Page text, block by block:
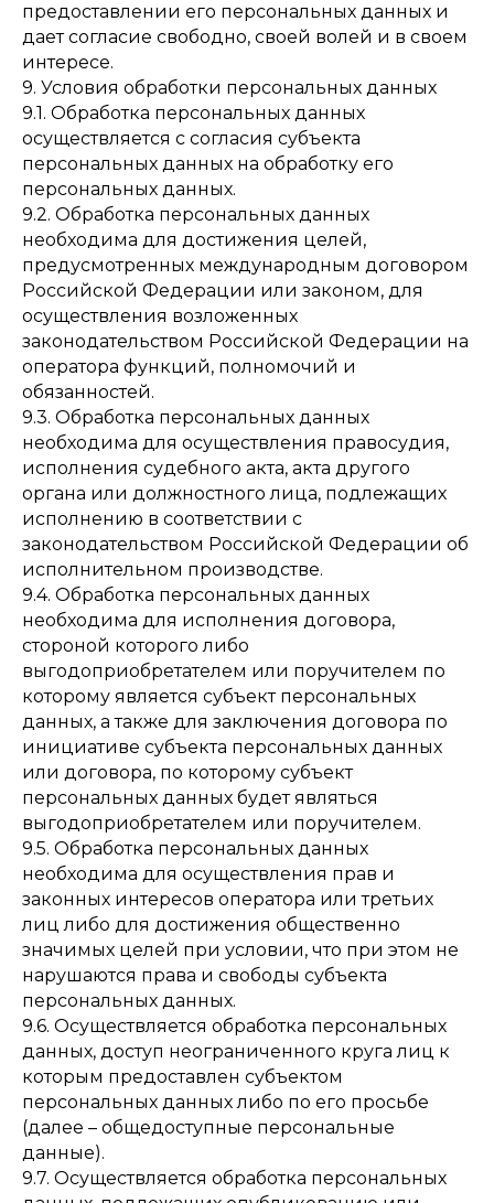
предоставлении его персональных данных и
дает согласие свободно, своей волей и в своем
интересе.
9. Условия обработки персональных данных
9.1. Обработка персональных данных
осуществляется с согласия субъекта
персональных данных на обработку его
персональных данных.
9.2. Обработка персональных данных
необходима для достижения целей,
предусмотренных международным договором
Российской Федерации или законом, для
осуществления возложенных
законодательством Российской Федерации на
оператора функций, полномочий и
обязанностей.
9.3. Обработка персональных данных
необходима для осуществления правосудия,
исполнения судебного акта, акта другого
органа или должностного лица, подлежащих
исполнению в соответствии с
законодательством Российской Федерации об
исполнительном производстве.
9.4. Обработка персональных данных
необходима для исполнения договора,
стороной которого либо
выгодоприобретателем или поручителем по
которому является субъект персональных
данных, а также для заключения договора по
инициативе субъекта персональных данных
или договора, по которому субъект
персональных данных будет являться
выгодоприобретателем или поручителем.
9.5. Обработка персональных данных
необходима для осуществления прав и
законных интересов оператора или третьих
лиц либо для достижения общественно
значимых целей при условии, что при этом не
нарушаются права и свободы субъекта
персональных данных.
9.6. Осуществляется обработка персональных
данных, доступ неограниченного круга лиц к
которым предоставлен субъектом
персональных данных либо по его просьбе
(далее – общедоступные персональные
данные).
9.7. Осуществляется обработка персональных